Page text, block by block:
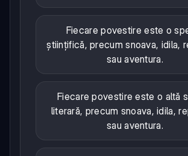
Fiecare povestire este o
științifică, precum snoava, idila,
sau aventura.
Fiecare povestire este o altă
literară, precum snoava, idila,
sau aventura.